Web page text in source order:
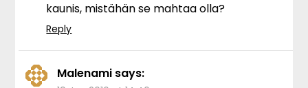
kaunis, mistähän se mahtaa olla?
Reply
Malenami says: